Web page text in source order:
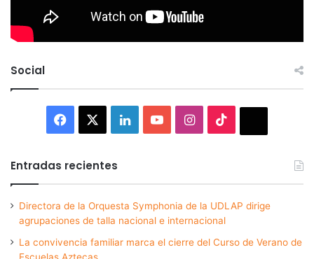
Social
Facebook LinkedInYouTubeInstagram
Entradas recientes
Directora de la Orquesta Symphonia de la UDLAP dirige
agrupaciones de talla nacional e internacional
La convivencia familiar marca el cierre del Curso de Verano de